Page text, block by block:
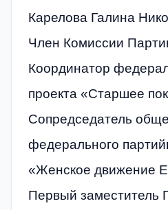
Карелова Галина
Член Комиссии
Координатор
проекта «Старшее
Сопредседатель
федерального
«Женское движение
Первый заместитель